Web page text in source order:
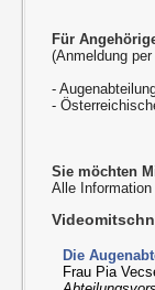
Für
(Anmeldung
-
-
Sie möchten
Alle
Die
Frau Pia